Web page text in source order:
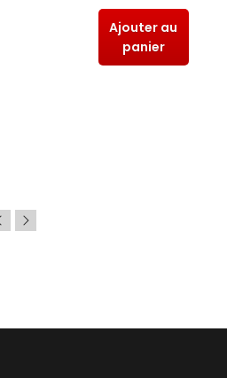
Ajouter au
panier